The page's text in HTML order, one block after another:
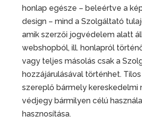
honlap egésze – beleértve a
design – mind a Szolgáltató
amik szerzői jogvédelem alatt
webshopból, ill. honlapról
vagy teljes másolás csak a
hozzájárulásával történhet.
szereplő bármely kereskedelmi
védjegy bármilyen célú
hasznosítása.